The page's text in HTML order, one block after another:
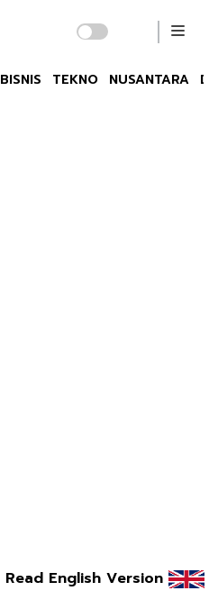
BISNIS TEKNO NUSANTARA
Read English Version